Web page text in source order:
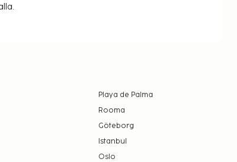
Playa de Palma
Rooma
Göteborg
Istanbul
Oslo